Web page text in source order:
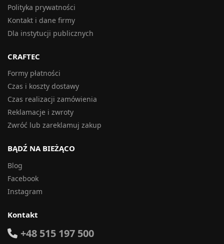
Polityka prywatności
Kontakt i dane firmy
Dla instytucji publicznych
CRAFTEC
Formy płatności
Czas i koszty dostawy
Czas realizacji zamówienia
Reklamacje i zwroty
Zwróć lub zareklamuj zakup
BĄDŹ NA BIEŻĄCO
Blog
Facebook
Instagram
Kontakt
+48 515 197 500